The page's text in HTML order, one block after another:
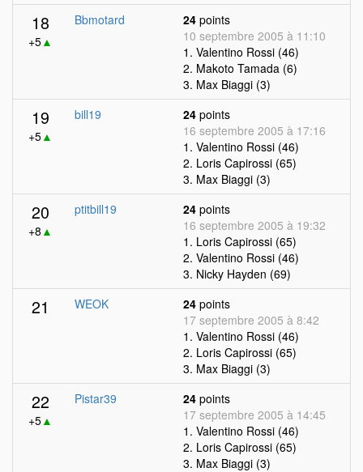
18
+5▲
Bbmotard 24 points
10 septembre 2005 à 11:10
1. Valentino Rossi (46)
2. Makoto Tamada (6)
3. Max Biaggi (3)
19
+5▲
bill19 24 points
16 septembre 2005 à 17:16
1. Valentino Rossi (46)
2. Loris Capirossi (65)
3. Max Biaggi (3)
20
+8 ▲
ptitbill19 24 points
16 septembre 2005 à 19:32
1. Loris Capirossi (65)
2. Valentino Rossi (46)
3. Nicky Hayden (69)
21 WEOK 24 points
17 septembre 2005 à 8:42
1. Valentino Rossi (46)
2. Loris Capirossi (65)
3. Max Biaggi (3)
22
+5▲
Pistar39 24 points
17 septembre 2005 à 14:45
1. Valentino Rossi (46)
2. Loris Capirossi (65)
3. Max Biaggi (3)